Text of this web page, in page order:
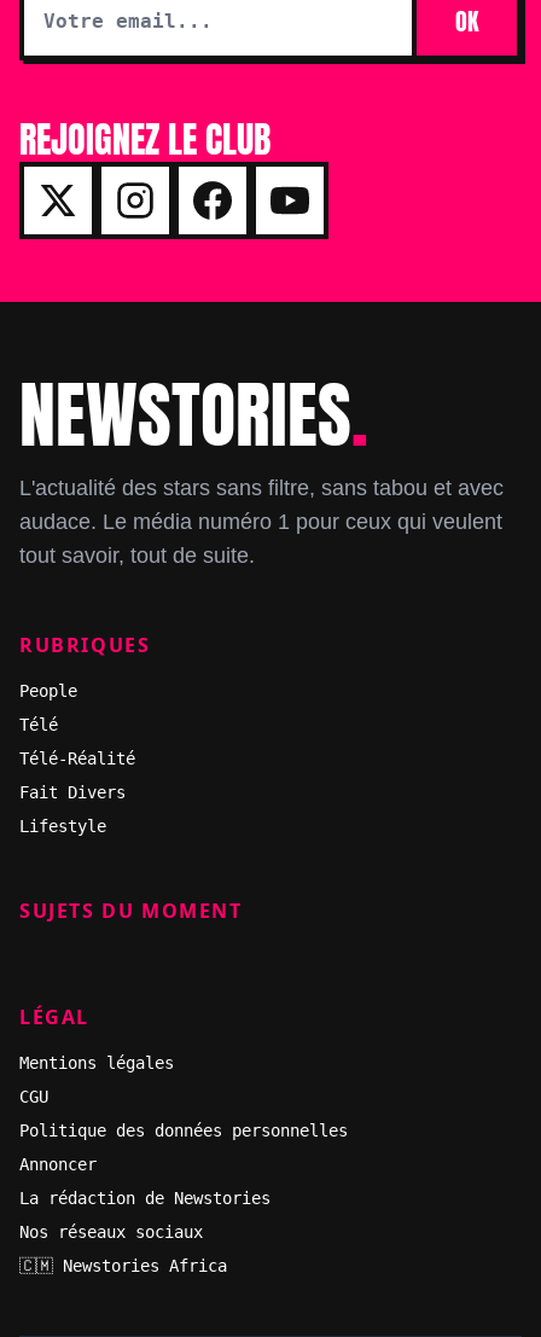
OK
REJOIGNEZ LE CLUB
Footer
NEWSTORIES.
L'actualité des stars sans filtre, sans tabou et avec
audace. Le média numéro 1 pour ceux qui veulent
tout savoir, tout de suite.
RUBRIQUES
People
Télé
Télé-Réalité
Fait Divers
Lifestyle
SUJETS DU MOMENT
LÉGAL
Mentions légales
CGU
Politique des données personnelles
Annoncer
La rédaction de Newstories
Nos réseaux sociaux
🇨🇲 Newstories Africa